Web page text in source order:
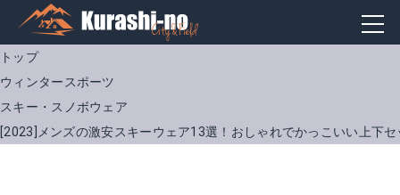
トップ
ウィンタースポーツ
スキー・スノボウェア
[2023]メンズの激安スキーウェア13選！おしゃれでかっこいい上下